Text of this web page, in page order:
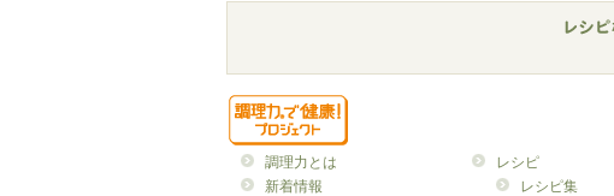
調理力とは
新着情報
レシピ
レシピ集